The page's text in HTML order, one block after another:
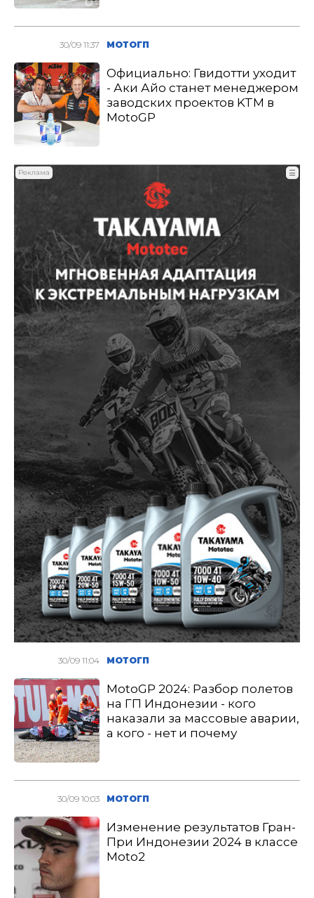
30/09 11:37 МОТОГП
Официально: Гвидотти уходит
- Аки Айо станет менеджером
заводских проектов KTM в
MotoGP
Реклама ☰
30/09 11:04 МОТОГП
MotoGP 2024: Разбор полетов
на ГП Индонезии - кого
наказали за массовые аварии,
а кого - нет и почему
30/09 10:03 МОТОГП
Изменение результатов Гран-
При Индонезии 2024 в классе
Moto2